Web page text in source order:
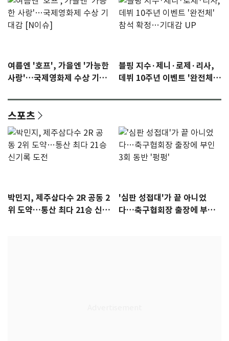
여름엔 '호프', 가을엔 '가능한
사랑'…국제영화제 수상 기대
블핑 지수·제니·로제·리사,
데뷔 10주년 이벤트 '완전체'
스포츠
박민지, 제주삼다수 2R 공동 2
위 도약…통산 최다 21승 신기
'심판 성접대'가 끝 아니었
다…축구협회장 출장에 부인